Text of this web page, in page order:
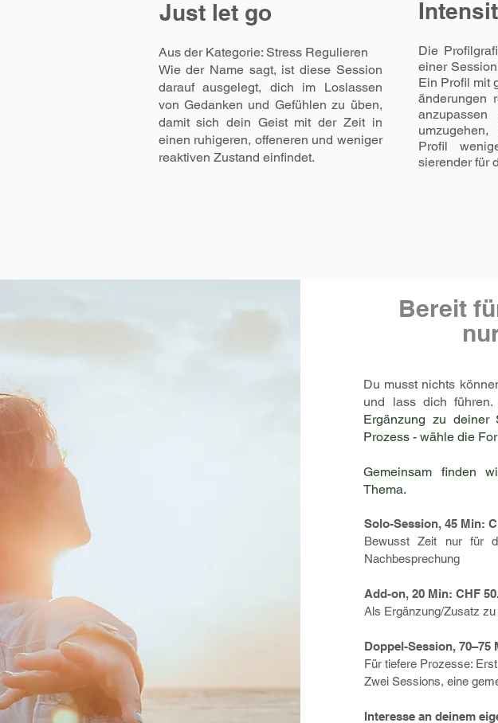
Just let go
Aus der Kategorie: Stress Regulieren
Wie der Name sagt, ist diese Session
darauf ausgelegt, dich im Loslassen
von Gedanken und Gefühlen zu üben,
damit sich dein Geist mit der Zeit in
einen ruhigeren, offeneren und weniger
reaktiven Zustand einfindet.
Die
einer
Ein Profil mit
änderungen
Profil
sierender für
Bereit
​Du musst nichts
und lass dich führen.
Ergänzung zu deiner
Prozess - wähle die
Gemeinsam finden
Thema.
Solo-Session, 45 Min:
Bewusst Zeit nur für
Nachbesprechung
Add-on, 20 Min: CHF
Als Ergänzung/Zusatz
Doppel-Session, 70–75
Für tiefere Prozesse:
Zwei Sessions, eine
Interesse an deinem